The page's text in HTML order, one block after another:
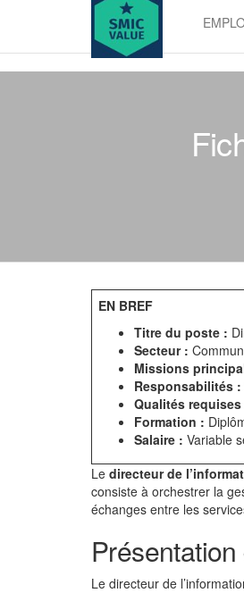
value
EN BREF
Titre du poste :
Secteur :
Missions
Responsabilités :
Qualités requises
Formation :
Salaire : Variable
Le directeur de
consiste à orchestrer la
échanges entre les
Le directeur de